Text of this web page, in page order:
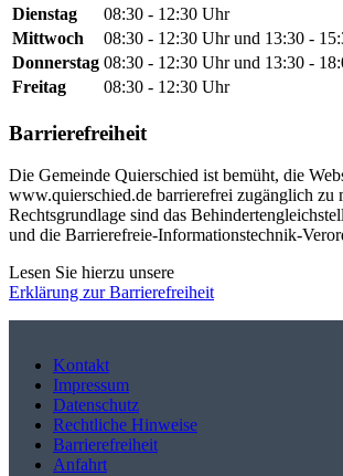
Dienstag
08:30 - 12:30 Uhr
Mittwoch
08:30 - 12:30 Uhr und 13:30 -
Donnerstag 08:30 - 12:30 Uhr und 13:30 -
Freitag
08:30 - 12:30 Uhr
Barrierefreiheit
Die Gemeinde Quierschied ist bemüht, die
www.quierschied.de barrierefrei zugänglich zu
Rechtsgrundlage sind das
und die Barrierefreie-Informationstechnik-
Lesen Sie hierzu unsere
Erklärung zur Barrierefreiheit
Kontakt
Impressum
Datenschutz
Rechtliche Hinweise
Barrierefreiheit
Anfahrt